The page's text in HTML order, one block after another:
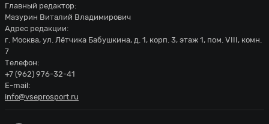
Главный редактор:
Мазурин Виталий Владимирович
Адрес редакции:
г. Москва, ул. Лётчика Бабушкина, д. 1, корп. 3, этаж 1, пом. VIII, комн.
7
Телефон:
+7 (962) 976-32-41
E-mail:
info@vseprosport.ru